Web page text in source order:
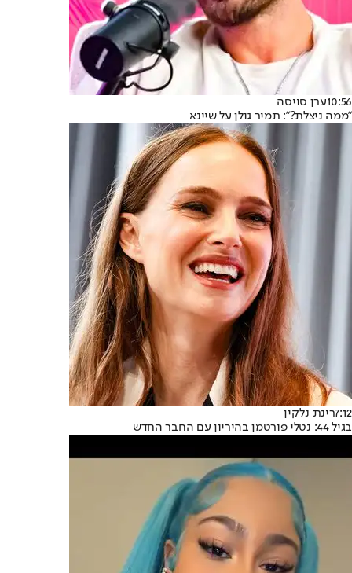
10:56ערן סויסה
"ממה ניצלת?": תמיר גולן על שיינא
7:12רינת נלקין
בגיל 44: נטלי פורטמן בהיריון עם החבר החדש